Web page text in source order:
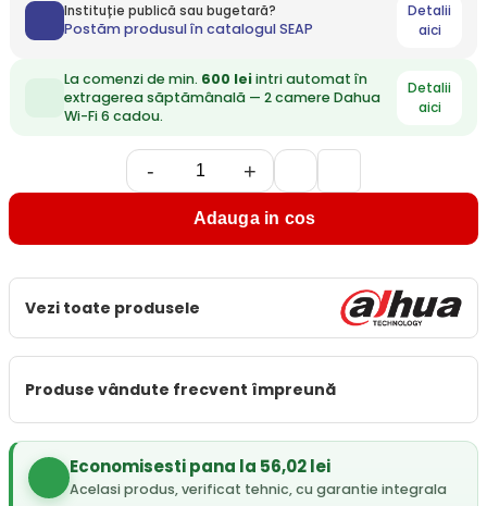
Instituție publică sau bugetară?
Postăm produsul în catalogul SEAP
Detalii
aici
La comenzi de min. 600 leiintri automat în
extragerea săptămânală — 2 camere Dahua
Wi-Fi 6 cadou.
Detalii
aici
- +
Adauga in cos
Vezi toate produsele
Produse vândute frecvent împreună
Economisesti pana la 56,02 lei
Acelasi produs, verificat tehnic, cu garantie integrala